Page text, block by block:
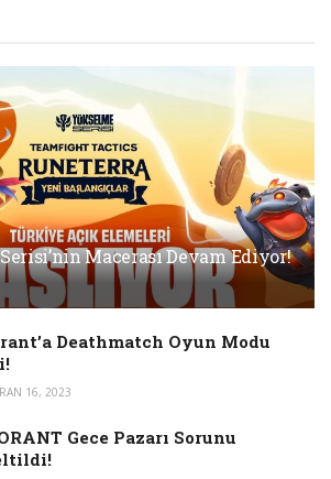
Macerası Devam Ediyor!
Deathmatch Oyun Modu
16, 2023
Gece Pazarı Sorunu